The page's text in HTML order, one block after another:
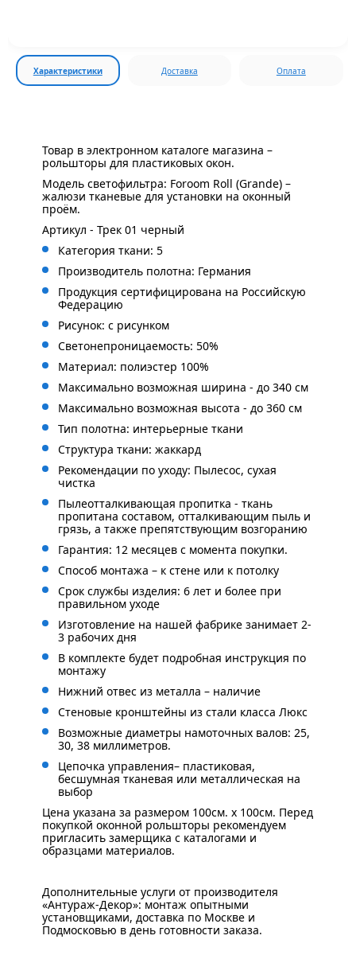
Характеристики Доставка Оплата
Товар в электронном каталоге магазина –
рольшторы для пластиковых окон.
Модель светофильтра: Foroom Roll (Grande) –
жалюзи тканевые для установки на оконный
проём.
Артикул - Трек 01 черный
Категория ткани: 5
Производитель полотна: Германия
Продукция сертифицирована на Российскую
Федерацию
Рисунок: с рисунком
Светонепроницаемость: 50%
Материал: полиэстер 100%
Максимально возможная ширина - до 340 см
Максимально возможная высота - до 360 см
Тип полотна: интерьерные ткани
Структура ткани: жаккард
Рекомендации по уходу: Пылесос, сухая
чистка
Пылеотталкивающая пропитка - ткань
пропитана составом, отталкивающим пыль и
грязь, а также препятствующим возгоранию
Гарантия: 12 месяцев с момента покупки.
Способ монтажа – к стене или к потолку
Срок службы изделия: 6 лет и более при
правильном уходе
Изготовление на нашей фабрике занимает 2-
3 рабочих дня
В комплекте будет подробная инструкция по
монтажу
Нижний отвес из металла – наличие
Стеновые кронштейны из стали класса Люкс
Возможные диаметры намоточных валов: 25,
30, 38 миллиметров.
Цепочка управления– пластиковая,
бесшумная тканевая или металлическая на
выбор
Цена указана за размером 100см. x 100см. Перед
покупкой оконной рольшторы рекомендуем
пригласить замерщика с каталогами и
образцами материалов.
Дополнительные услуги от производителя
«Антураж-Декор»: монтаж опытными
установщиками, доставка по Москве и
Подмосковью в день готовности заказа.